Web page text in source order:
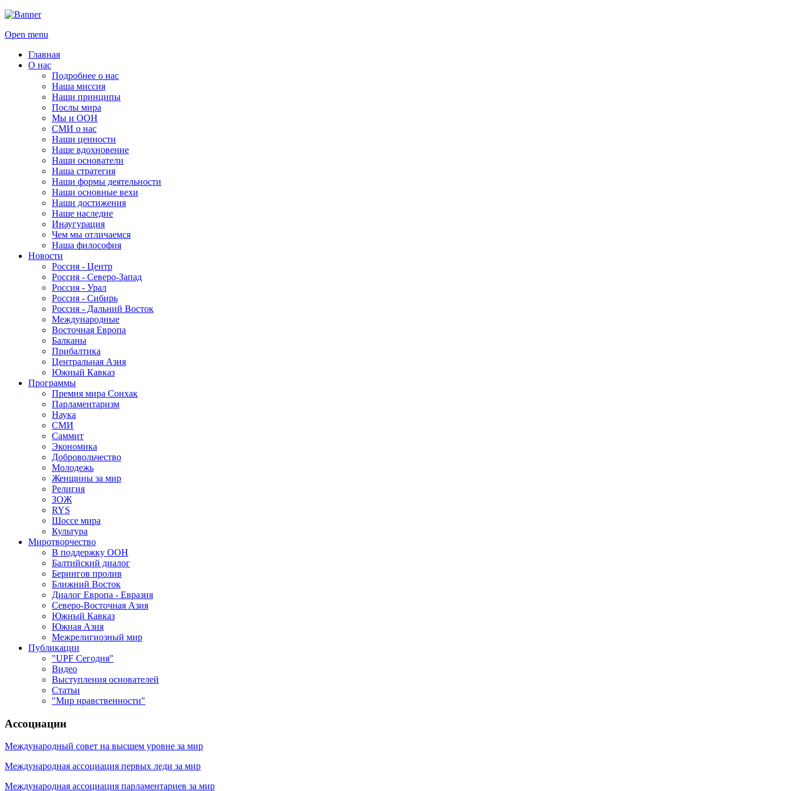
Open menu
Главная
О нас
Подробнее о нас
Наша миссия
Наши принципы
Послы мира
Мы и ООН
СМИ о нас
Наши ценности
Наше вдохновение
Наши основатели
Наша стратегия
Наши формы деятельности
Наши основные вехи
Наши достижения
Наше наследие
Инаугурация
Чем мы отличаемся
Наша философия
Новости
Россия - Центр
Россия - Северо-Запад
Россия - Урал
Россия - Сибирь
Россия - Дальний Восток
Международные
Восточная Европа
Балканы
Прибалтика
Центральная Азия
Южный Кавказ
Программы
Премия мира Сонхак
Парламентаризм
Наука
СМИ
Саммит
Экономика
Добровольчество
Молодежь
Женщины за мир
Религия
ЗОЖ
RYS
Шоссе мира
Культура
Миротворчество
В поддержку ООН
Балтийский диалог
Берингов пролив
Ближний Восток
Диалог Европа - Евразия
Северо-Восточная Азия
Южный Кавказ
Южная Азия
Межрелигиозный мир
Публикации
"UPF Сегодня"
Видео
Выступления основателей
Статьи
"Мир нравственности"
Ассоциации
Международный совет на высшем уровне за мир
Международная ассоциация первых леди за мир
Международная ассоциация парламентариев за мир